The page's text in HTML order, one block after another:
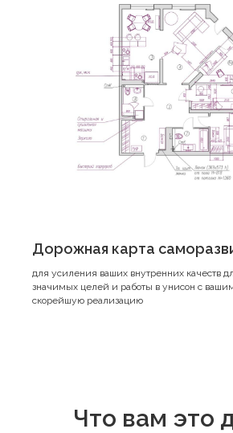
Дорожная карта
для усиления ваших внутренних качеств
значимых целей и работы в унисон с
скорейшую реализацию
Что вам это